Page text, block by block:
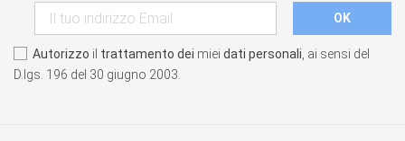
Autorizzo il trattamento dei miei dati personali, ai sensi del
D.lgs. 196 del 30 giugno 2003.